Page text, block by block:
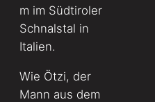
m im Südtiroler
Schnalstal in
Italien.
Wie Ötzi, der
Mann aus dem